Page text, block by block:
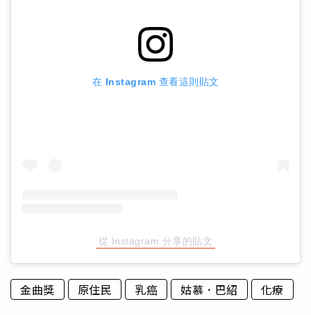
在 Instagram 查看這則貼文
從 Instagram 分享的貼文
金曲獎 原住民 乳癌 姑慕．巴紹 化療